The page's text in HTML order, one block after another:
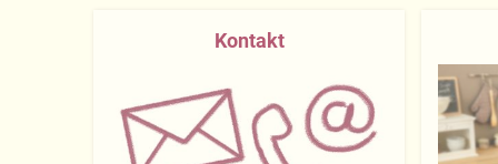
Kontakt